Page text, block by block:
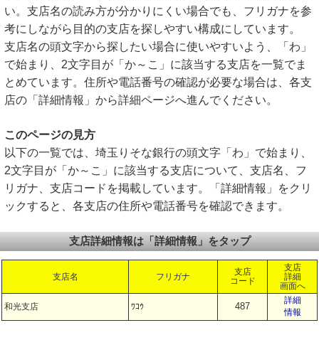
い。支店名の読み方が分かりにくい場合でも、フリガナを参
考にしながら目的の支店を探しやすい構成にしています。
支店名の頭文字から探したい場合に使いやすいよう、「わ」
で始まり、2文字目が「か～こ」に該当する支店を一覧でま
とめています。住所や電話番号の確認が必要な場合は、各支
店の「詳細情報」から詳細ページへ進んでください。
このページの見方
以下の一覧では、埼玉りそな銀行の頭文字「わ」で始まり、
2文字目が「か～こ」に該当する支店について、支店名、フ
リガナ、支店コードを掲載しています。「詳細情報」をクリ
ックすると、各支店の住所や電話番号を確認できます。
支店詳細情報は「詳細情報」をタップ
支店名 フリガナ
支店
コード
支店
詳細
画面へ
和光支店 ﾜｺｳ 487
詳細
情報